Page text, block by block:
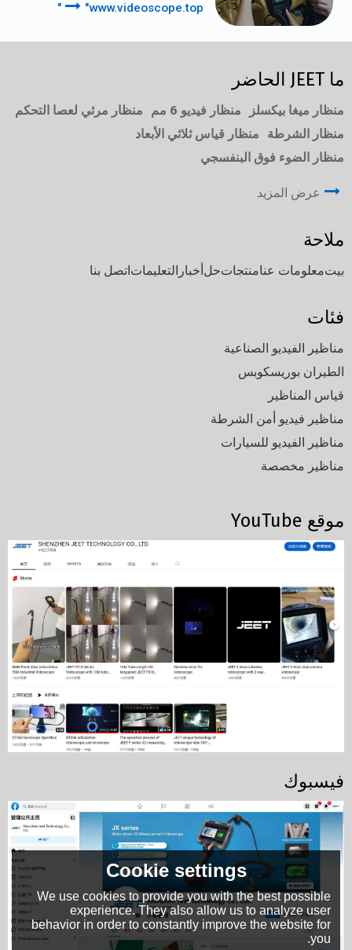
"www.videoscope.top"
ما JEET الحاضر
منظار ميغا بيكسلز منظار فيديو 6 مم
منظار مرئي لعصا التحكم
منظار الشرطة
منظار قياس ثلاثي الأبعاد
منظار الضوء فوق البنفسجي
عرض المزيد
ملاحة
بيتمعلومات عنامنتجاتحلأخبار التعليماتاتصل بنا
فئات
مناظير الفيديو الصناعية
الطيران بوريسكوبس
قياس المناظير
مناظير فيديو أمن الشرطة
مناظير الفيديو للسيارات
مناظير مخصصة
موقع YouTube
فيسبوك
Cookie settings
We use cookies to provide you with the best possible
experience. They also allow us to analyze user
behavior in order to constantly improve the website for
you.